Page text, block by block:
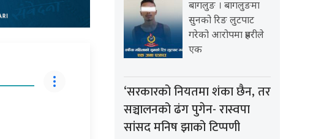
बागलुङ । बागलुङमा
सुनको रिङ लुटपाट
गरेको आरोपमा प्रहरीले
एक
‘सरकारको नियतमा शंका छैन, तर
सञ्चालनको ढंग पुगेन- रास्वपा
सांसद मनिष झाको टिप्पणी